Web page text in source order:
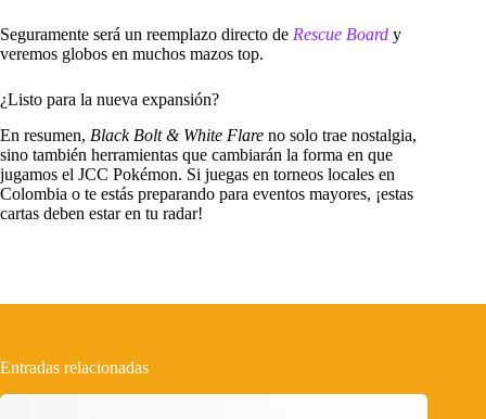
Seguramente será un reemplazo directo de Rescue Board y
veremos globos en muchos mazos top.
¿Listo para la nueva expansión?
En resumen, Black Bolt & White Flare no solo trae nostalgia,
sino también herramientas que cambiarán la forma en que
jugamos el JCC Pokémon. Si juegas en torneos locales en
Colombia o te estás preparando para eventos mayores, ¡estas
cartas deben estar en tu radar!
Entradas relacionadas